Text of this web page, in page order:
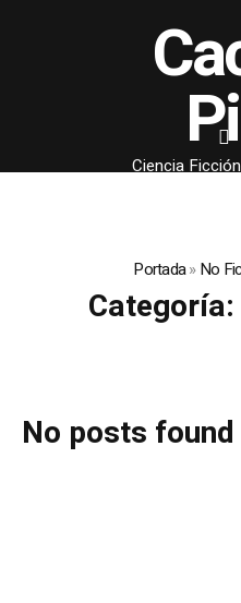
Ciencia
Portada»No
Categoría:
No posts found